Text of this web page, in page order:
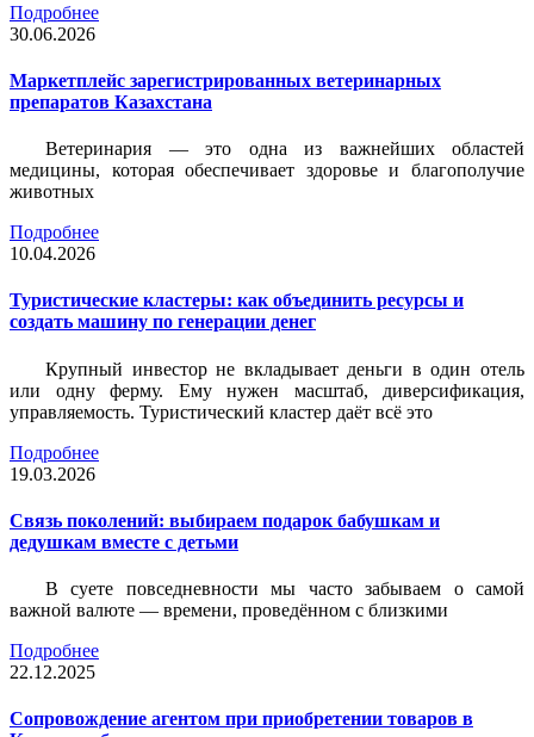
Подробнее
30.06.2026
Маркетплейс зарегистрированных ветеринарных
препаратов Казахстана
Ветеринария — это одна из важнейших областей
медицины, которая обеспечивает здоровье и благополучие
животных
Подробнее
10.04.2026
Туристические кластеры: как объединить ресурсы и
создать машину по генерации денег
Крупный инвестор не вкладывает деньги в один отель
или одну ферму. Ему нужен масштаб, диверсификация,
управляемость. Туристический кластер даёт всё это
Подробнее
19.03.2026
Связь поколений: выбираем подарок бабушкам и
дедушкам вместе с детьми
В суете повседневности мы часто забываем о самой
важной валюте — времени, проведённом с близкими
Подробнее
22.12.2025
Сопровождение агентом при приобретении товаров в